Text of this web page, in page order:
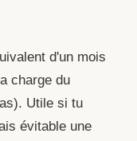
d'un mois
charge du
Utile si tu
évitable une